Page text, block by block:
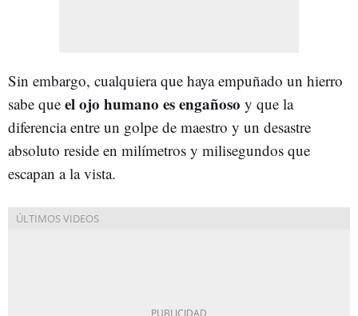
Sin embargo, cualquiera que haya empuñado un hierro
sabe que el ojo humano es engañoso y que la
diferencia entre un golpe de maestro y un desastre
absoluto reside en milímetros y milisegundos que
escapan a la vista.